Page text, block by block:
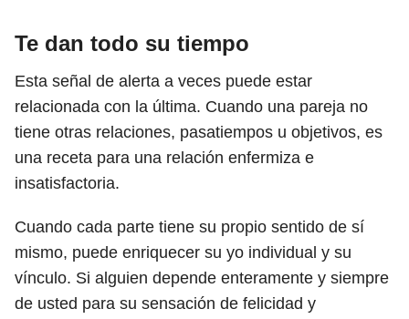
Te dan todo su tiempo
Esta señal de alerta a veces puede estar
relacionada con la última. Cuando una pareja no
tiene otras relaciones, pasatiempos u objetivos, es
una receta para una relación enfermiza e
insatisfactoria.
Cuando cada parte tiene su propio sentido de sí
mismo, puede enriquecer su yo individual y su
vínculo. Si alguien depende enteramente y siempre
de usted para su sensación de felicidad y